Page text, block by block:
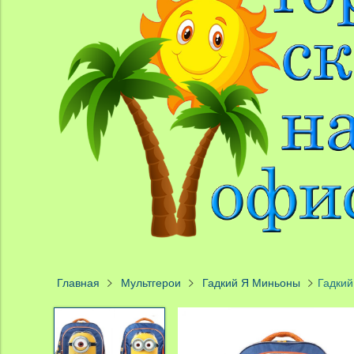
Главная Мультгерои Гадкий Я Миньоны